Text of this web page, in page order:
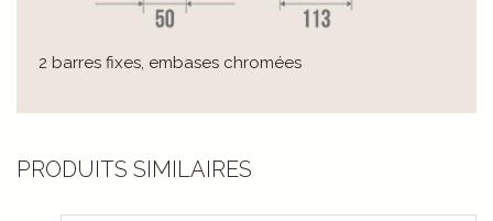
2 barres fixes, embases chromées
PRODUITS SIMILAIRES